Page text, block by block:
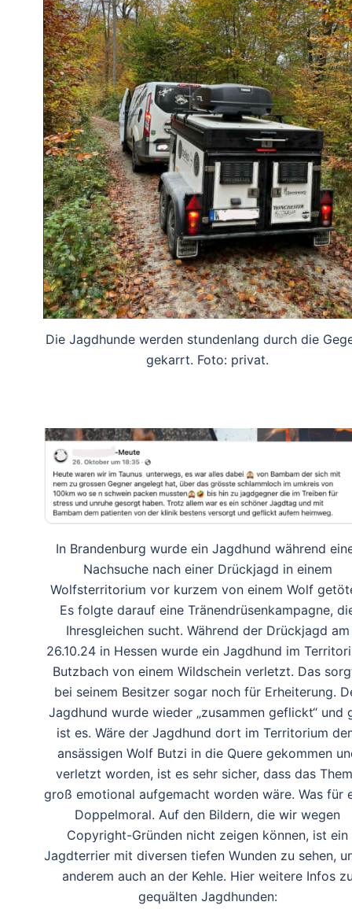
Die Jagdhunde werden stundenlang durch die
gekarrt. Foto: privat.
In Brandenburg wurde ein Jagdhund während
Nachsuche nach einer Drückjagd in einem
Wolfsterritorium vor kurzem von einem Wolf
Es folgte darauf eine Tränendrüsenkampagne,
Ihresgleichen sucht. Während der Drückjagd am
26.10.24 in Hessen wurde ein Jagdhund im
Butzbach von einem Wildschein verletzt. Das
bei seinem Besitzer sogar noch für Erheiterung.
Jagdhund wurde wieder „zusammen geflickt“ und
ist es. Wäre der Jagdhund dort im Territorium
ansässigen Wolf Butzi in die Quere gekommen
verletzt worden, ist es sehr sicher, dass das
groß emotional aufgemacht worden wäre. Was für
Doppelmoral. Auf den Bildern, die wir wegen
Copyright-Gründen nicht zeigen können, ist ein
Jagdterrier mit diversen tiefen Wunden zu sehen,
anderem auch an der Kehle. Hier weitere Infos
gequälten Jagdhunden: